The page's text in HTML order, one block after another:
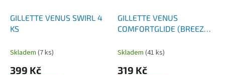
GILLETTE VENUS SWIRL 4
KS
Skladem (7 ks)
399 Kč
GILLETTE VENUS
COMFORTGLIDE (BREEZE)
Skladem (41 ks)
319 Kč